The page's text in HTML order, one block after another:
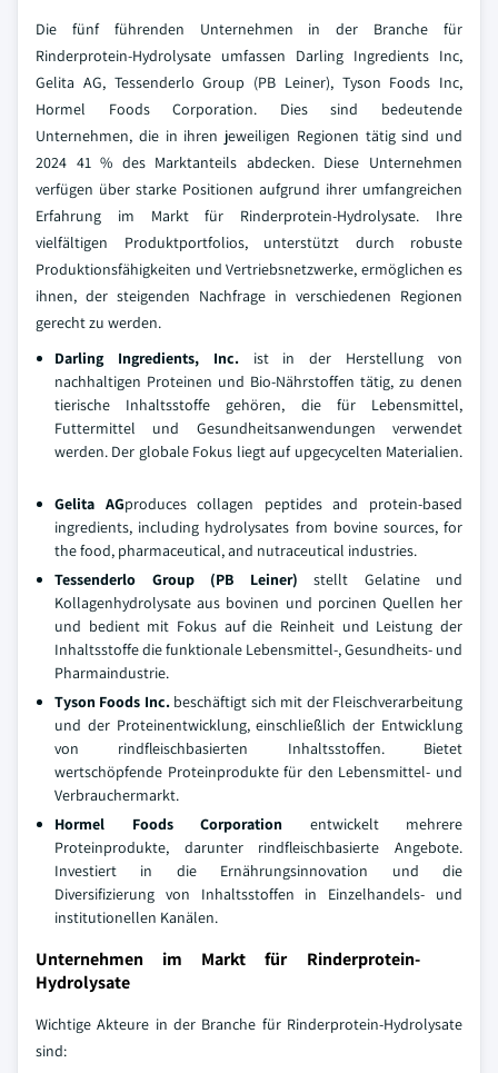
Die fünf führenden Unternehmen in der Branche für
Rinderprotein-Hydrolysate umfassen Darling Ingredients Inc,
Gelita AG, Tessenderlo Group (PB Leiner), Tyson Foods Inc,
Hormel Foods Corporation. Dies sind bedeutende
Unternehmen, die in ihren jeweiligen Regionen tätig sind und
2024 41 % des Marktanteils abdecken. Diese Unternehmen
verfügen über starke Positionen aufgrund ihrer umfangreichen
Erfahrung im Markt für Rinderprotein-Hydrolysate. Ihre
vielfältigen Produktportfolios, unterstützt durch robuste
Produktionsfähigkeiten und Vertriebsnetzwerke, ermöglichen es
ihnen, der steigenden Nachfrage in verschiedenen Regionen
gerecht zu werden.
Darling Ingredients, Inc.ist in der Herstellung von
nachhaltigen Proteinen und Bio-Nährstoffen tätig, zu denen
tierische Inhaltsstoffe gehören, die für Lebensmittel,
Futtermittel und Gesundheitsanwendungen verwendet
werden. Der globale Fokus liegt auf upgecycelten Materialien.
Gelita AGproduces collagen peptides and protein-based
ingredients, including hydrolysates from bovine sources, for
the food, pharmaceutical, and nutraceutical industries.
Tessenderlo Group (PB Leiner) stellt Gelatine und
Kollagenhydrolysate aus bovinen und porcinen Quellen her
und bedient mit Fokus auf die Reinheit und Leistung der
Inhaltsstoffe die funktionale Lebensmittel-, Gesundheits- und
Pharmaindustrie.
Tyson Foods Inc.beschäftigt sich mit der Fleischverarbeitung
und der Proteinentwicklung, einschließlich der Entwicklung
von rindfleischbasierten Inhaltsstoffen. Bietet
wertschöpfende Proteinprodukte für den Lebensmittel- und
Verbrauchermarkt.
Hormel Foods Corporation entwickelt mehrere
Proteinprodukte, darunter rindfleischbasierte Angebote.
Investiert in die Ernährungsinnovation und die
Diversifizierung von Inhaltsstoffen in Einzelhandels- und
institutionellen Kanälen.
Unternehmen im Markt für Rinderprotein-
Hydrolysate
Wichtige Akteure in der Branche für Rinderprotein-Hydrolysate
sind: